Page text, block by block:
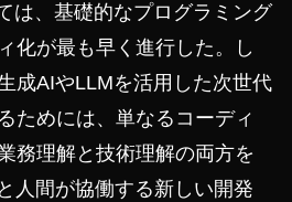
は、基礎的なプログラミング
化が最も早く進行した。し
成AIやLLMを活用した次世代
ためには、単なるコーディ
務理解と技術理解の両方を
人間が協働する新しい開発